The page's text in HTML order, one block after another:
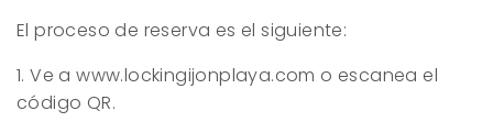
El proceso de reserva es el siguiente:
1. Ve a www.lockingijonplaya.com o escanea el
código QR.